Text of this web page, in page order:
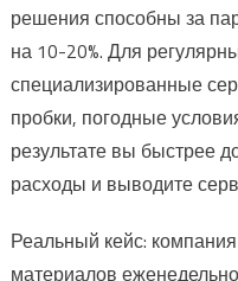
решения способны за
на 10-20%. Для
специализированные
пробки, погодные
результате вы быстрее
расходы и выводите
Реальный кейс:
материалов